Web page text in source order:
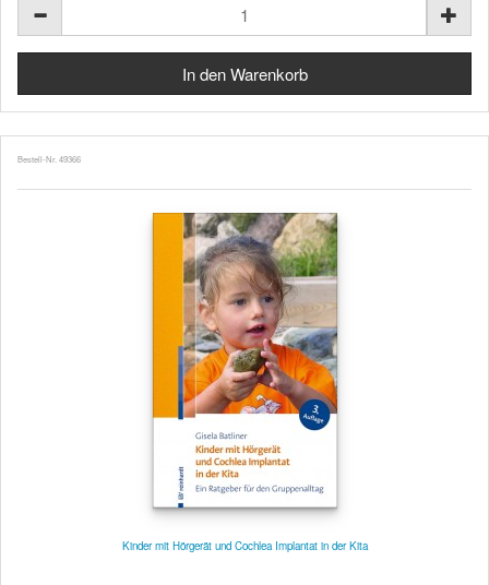
Bestell-Nr. 49366
Kinder mit Hörgerät und Cochlea Implantat in der Kita